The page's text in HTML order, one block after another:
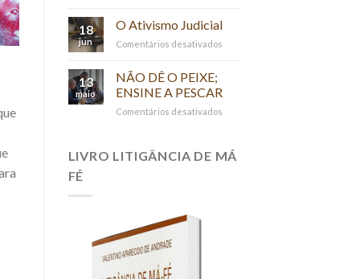
POR
REFERÊNCIA
RELATIONEM”)
18
jun
O Ativismo Judicial
Comentários desativadosem
13
maio
NÃO DÊ O PEIXE;
ENSINE A PESCAR
Comentários desativadosem
O
LIVRO LITIGÂNCIA DE MÁ
FÉ